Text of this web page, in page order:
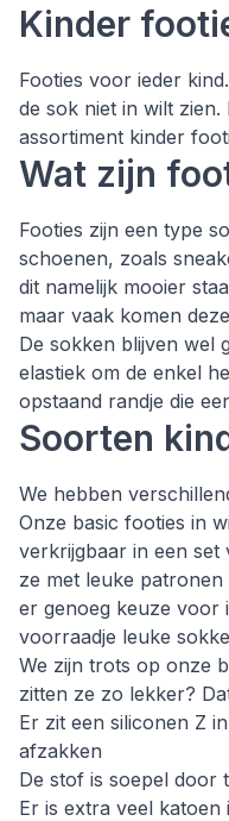
Kinder
Footies voor ieder
de sok niet in wilt zien.
assortiment kinder
Wat zijn
Footies zijn een type
schoenen, zoals
dit namelijk mooier
maar vaak komen
De sokken blijven wel
elastiek om de enkel
opstaand randje die
Soorten
We hebben
Onze basic footies in
verkrijgbaar in een set
ze met leuke
er genoeg keuze voor
voorraadje leuke
We zijn trots op onze
zitten ze zo lekker?
Er zit een siliconen Z
afzakken
De stof is soepel door
Er is extra veel